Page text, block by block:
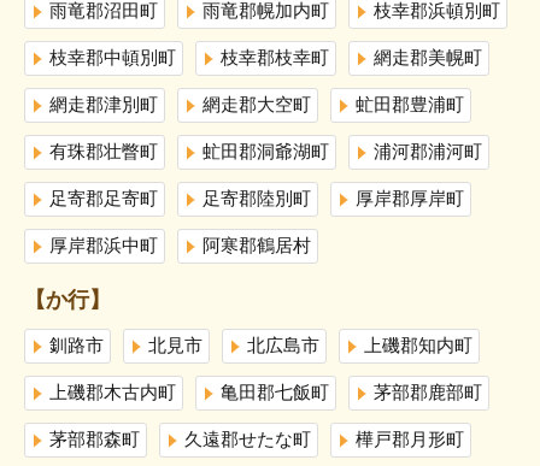
雨竜郡沼田町 雨竜郡幌加内町 枝幸郡浜頓別町
枝幸郡中頓別町 枝幸郡枝幸町 網走郡美幌町
網走郡津別町 網走郡大空町 虻田郡豊浦町
有珠郡壮瞥町 虻田郡洞爺湖町 浦河郡浦河町
足寄郡足寄町 足寄郡陸別町 厚岸郡厚岸町
厚岸郡浜中町 阿寒郡鶴居村
【か行】
釧路市 北見市 北広島市 上磯郡知内町
上磯郡木古内町 亀田郡七飯町 茅部郡鹿部町
茅部郡森町 久遠郡せたな町 樺戸郡月形町